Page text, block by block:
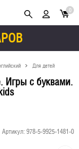
0
Для детей
Игры с буквами.
Артикул: 978-5-9925-1481-0